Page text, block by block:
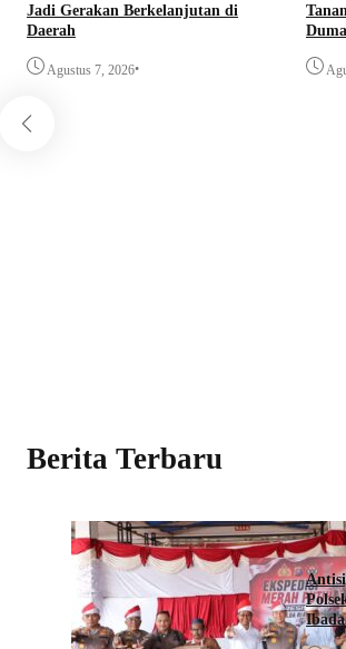
Jadi Gerakan Berkelanjutan di
Daerah
Agustus 7, 2026•
Berita Terbaru